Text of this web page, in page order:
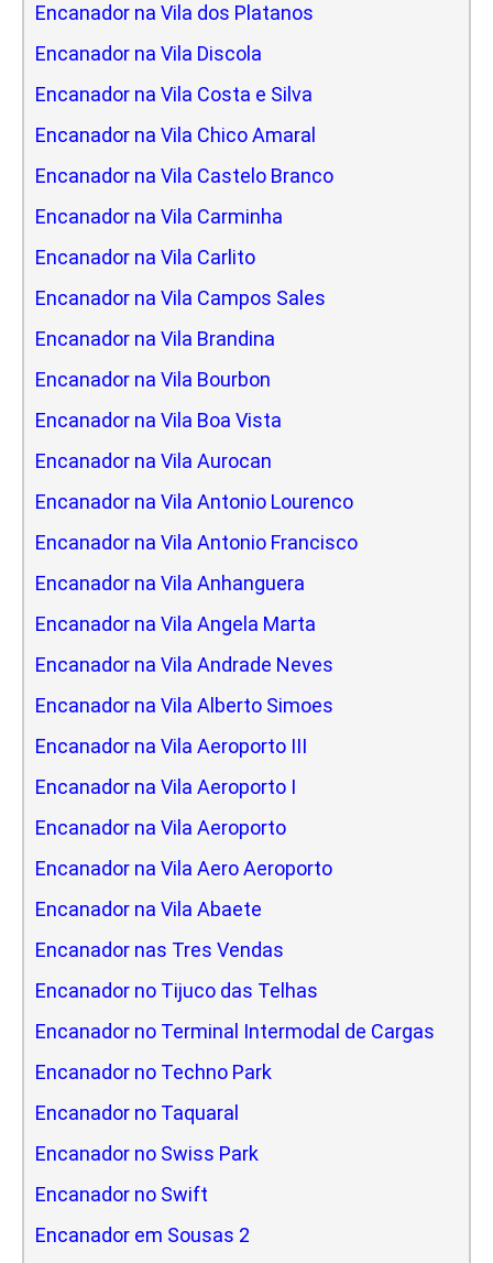
Encanador na Vila dos Platanos
Encanador na Vila Discola
Encanador na Vila Costa e Silva
Encanador na Vila Chico Amaral
Encanador na Vila Castelo Branco
Encanador na Vila Carminha
Encanador na Vila Carlito
Encanador na Vila Campos Sales
Encanador na Vila Brandina
Encanador na Vila Bourbon
Encanador na Vila Boa Vista
Encanador na Vila Aurocan
Encanador na Vila Antonio Lourenco
Encanador na Vila Antonio Francisco
Encanador na Vila Anhanguera
Encanador na Vila Angela Marta
Encanador na Vila Andrade Neves
Encanador na Vila Alberto Simoes
Encanador na Vila Aeroporto III
Encanador na Vila Aeroporto I
Encanador na Vila Aeroporto
Encanador na Vila Aero Aeroporto
Encanador na Vila Abaete
Encanador nas Tres Vendas
Encanador no Tijuco das Telhas
Encanador no Terminal Intermodal de Cargas
Encanador no Techno Park
Encanador no Taquaral
Encanador no Swiss Park
Encanador no Swift
Encanador em Sousas 2